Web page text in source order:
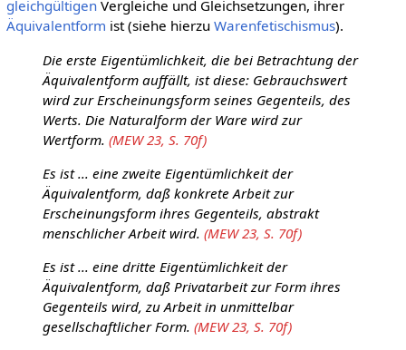
gleichgültigenVergleiche und Gleichsetzungen, ihrer
Äquivalentform ist (siehe hierzu Warenfetischismus).
Die erste Eigentümlichkeit, die bei Betrachtung der
Äquivalentform auffällt, ist diese: Gebrauchswert
wird zur Erscheinungsform seines Gegenteils, des
Werts. Die Naturalform der Ware wird zur
Wertform. (MEW 23, S. 70f)
Es ist ... eine zweite Eigentümlichkeit der
Äquivalentform, daß konkrete Arbeit zur
Erscheinungsform ihres Gegenteils, abstrakt
menschlicher Arbeit wird. (MEW 23, S. 70f)
Es ist ... eine dritte Eigentümlichkeit der
Äquivalentform, daß Privatarbeit zur Form ihres
Gegenteils wird, zu Arbeit in unmittelbar
gesellschaftlicher Form. (MEW 23, S. 70f)